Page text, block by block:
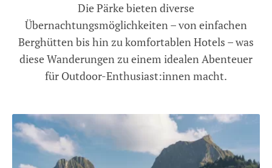
Die Pärke bieten diverse
Übernachtungsmöglichkeiten – von einfachen
Berghütten bis hin zu komfortablen Hotels – was
diese Wanderungen zu einem idealen Abenteuer
für Outdoor-Enthusiast:innen macht.